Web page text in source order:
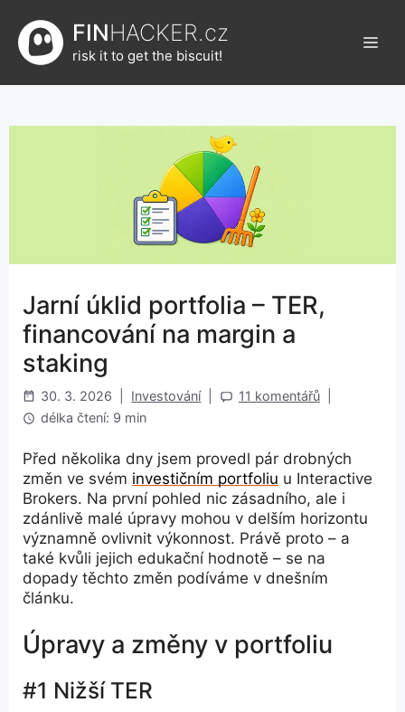
obsah
FINHACKER.cz
risk it to get the biscuit!
Jarní úklid portfolia – TER,
financování na margin a
staking
30. 3. 2026 Investování 11 komentářů
délka čtení: 9 min
Před několika dny jsem provedl pár drobných
změn ve svém investičním portfoliu u Interactive
Brokers. Na první pohled nic zásadního, ale i
zdánlivě malé úpravy mohou v delším horizontu
významně ovlivnit výkonnost. Právě proto – a
také kvůli jejich edukační hodnotě – se na
dopady těchto změn podíváme v dnešním
článku.
Úpravy a změny v portfoliu
#1 Nižší TER